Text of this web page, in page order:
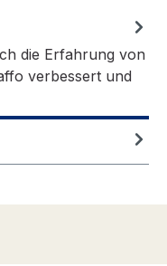
die Erfahrung von
verbessert und